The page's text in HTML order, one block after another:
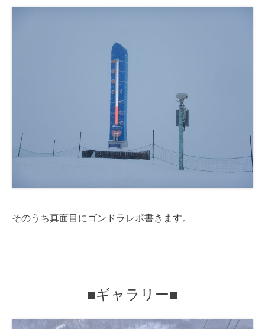
そのうち真面目にゴンドラレポ書きます。
■ギャラリー■